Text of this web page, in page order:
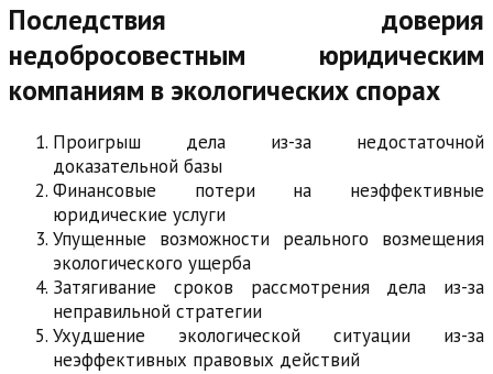
Последствия доверия
недобросовестным юридическим
компаниям в экологических спорах
Проигрыш дела из-за недостаточной
доказательной базы
Финансовые потери на неэффективные
юридические услуги
Упущенные возможности реального возмещения
экологического ущерба
Затягивание сроков рассмотрения дела из-за
неправильной стратегии
Ухудшение экологической ситуации из-за
неэффективных правовых действий